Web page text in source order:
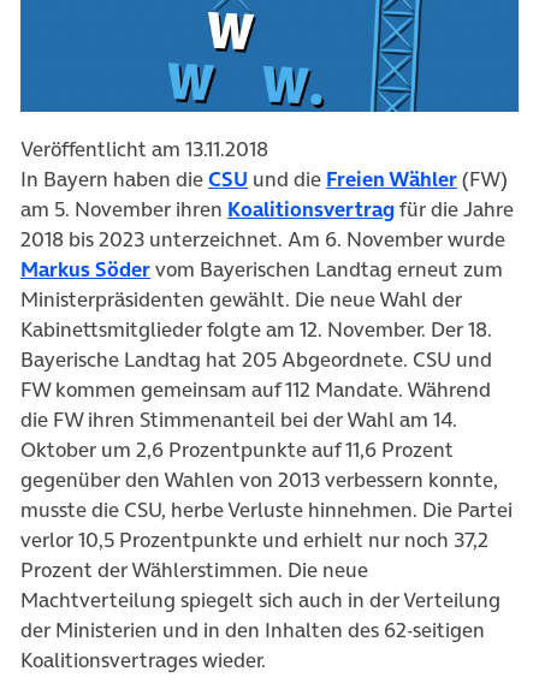
Veröffentlicht am 13.11.2018
In Bayern haben dieCSU (öffnet in neuem Tab)
und die Freien Wähler(öffnet
(FW)
am 5. November ihren Koalitionsvertrag(öffnet in
für die Jahre
2018 bis 2023 unterzeichnet. Am 6. November wurde
Markus Söder(öffnet in neuem Tab)
vom Bayerischen Landtag erneut zum
Ministerpräsidenten gewählt. Die neue Wahl der
Kabinettsmitglieder folgte am 12. November. Der 18.
Bayerische Landtag hat 205 Abgeordnete. CSU und
FW kommen gemeinsam auf 112 Mandate. Während
die FW ihren Stimmenanteil bei der Wahl am 14.
Oktober um 2,6 Prozentpunkte auf 11,6 Prozent
gegenüber den Wahlen von 2013 verbessern konnte,
musste die CSU, herbe Verluste hinnehmen. Die Partei
verlor 10,5 Prozentpunkte und erhielt nur noch 37,2
Prozent der Wählerstimmen. Die neue
Machtverteilung spiegelt sich auch in der Verteilung
der Ministerien und in den Inhalten des 62-seitigen
Koalitionsvertrages wieder.